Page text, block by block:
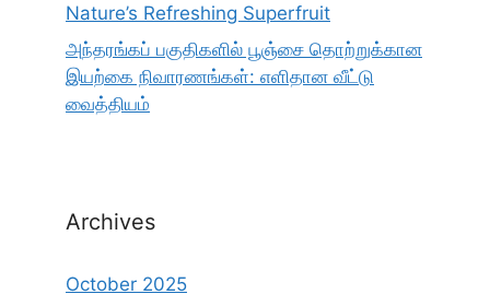
Nature’s Refreshing Superfruit
அந்தரங்கப் பகுதிகளில் பூஞ்சை தொற்றுக்கான
இயற்கை நிவாரணங்கள்: எளிதான வீட்டு
வைத்தியம்
Archives
October 2025